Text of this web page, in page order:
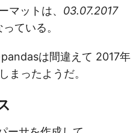
マットは、 03.07.2017
ている。
は間違えて 2017年
まったようだ。